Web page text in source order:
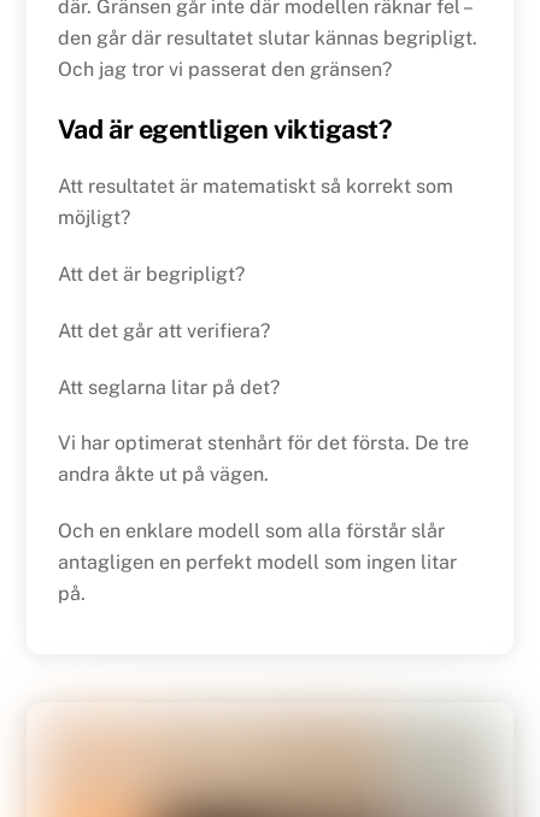
där. Gränsen går inte där modellen räknar fel –
den går där resultatet slutar kännas begripligt.
Och jag tror vi passerat den gränsen?
Vad är egentligen viktigast?
Att resultatet är matematiskt så korrekt som
möjligt?
Att det är begripligt?
Att det går att verifiera?
Att seglarna litar på det?
Vi har optimerat stenhårt för det första. De tre
andra åkte ut på vägen.
Och en enklare modell som alla förstår slår
antagligen en perfekt modell som ingen litar
på.